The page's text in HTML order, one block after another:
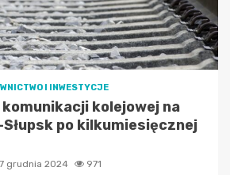
I INWESTYCJE
kolejowej na
po kilkumiesięcznej
grudnia 2024 971